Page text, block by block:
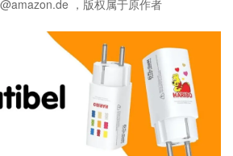
，版权属于原作者